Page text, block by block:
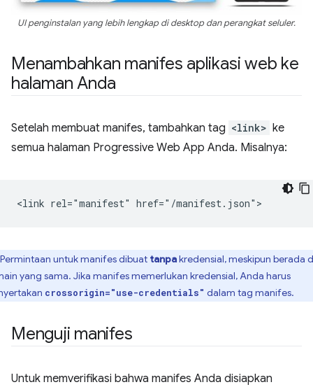
UI penginstalan yang lebih lengkap di desktop dan perangkat seluler.
Menambahkan manifes aplikasi web ke
halaman Anda
Setelah membuat manifes, tambahkan tag <link> ke
semua halaman Progressive Web App Anda. Misalnya:
Permintaan untuk manifes dibuat tanpakredensial, meskipun berada
yang sama. Jika manifes memerlukan kredensial, Anda harus
crossorigin="use-credentials" dalam tag manifes.
Menguji manifes
Untuk memverifikasi bahwa manifes Anda disiapkan